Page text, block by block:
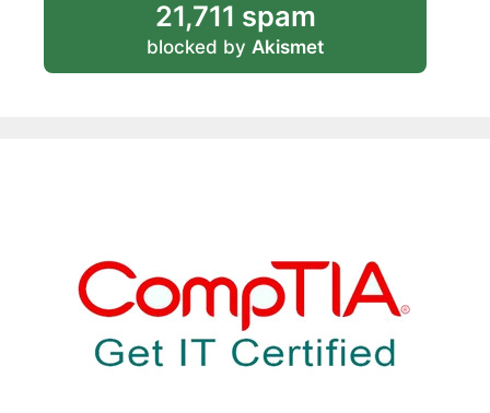
21,711 spam
blocked by Akismet